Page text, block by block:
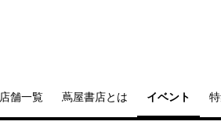
店舗一覧 蔦屋書店とは イベント